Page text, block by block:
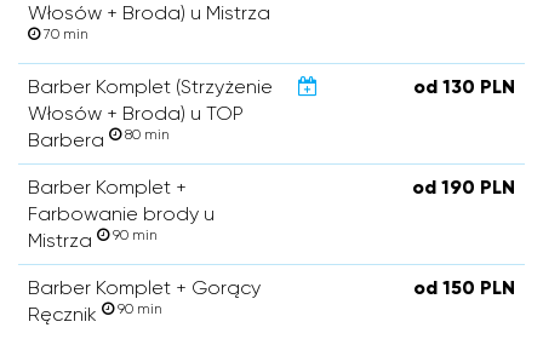
Włosów + Broda) u Mistrza
70 min
Barber Komplet (Strzyżenie
Włosów + Broda) u TOP
Barbera
80 min
od 130 PLN
Barber Komplet +
Farbowanie brody u
Mistrza
90 min
od 190 PLN
Barber Komplet + Gorący
Ręcznik
90 min
od 150 PLN